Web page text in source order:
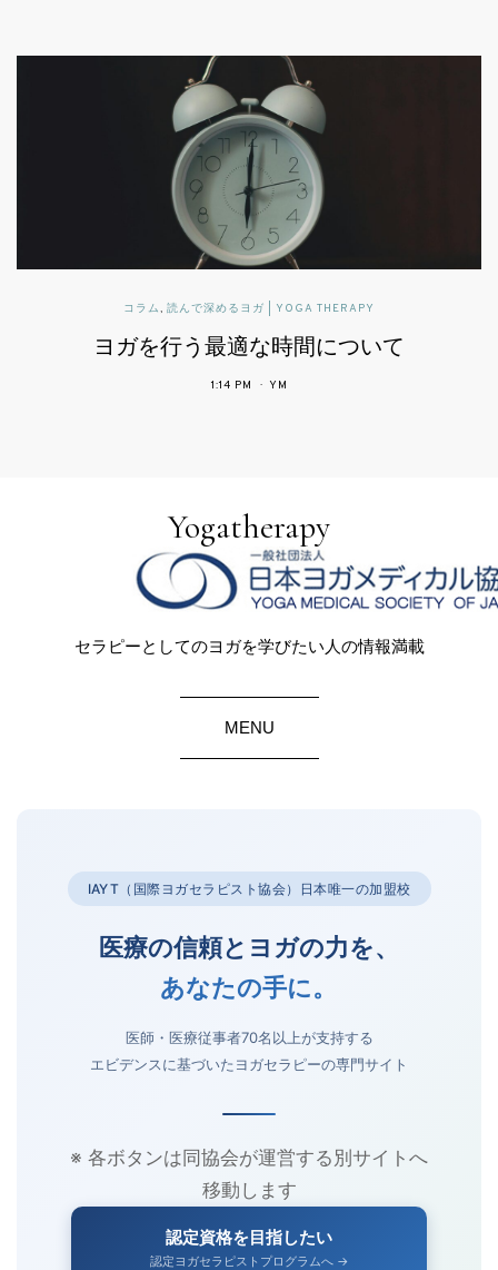
パブリックヘルスに活かすヨガセラピー
患者中心の医療で期待されるヨガ
4:34 PM
Yogatherapy
セラピーとしてのヨガを学びたい人の情報満載
MENU
IAYT（国際ヨガセラピスト協会）日本唯一の加盟校
医療の信頼とヨガの力を、
あなたの手に。
医師・医療従事者70名以上が支持する
エビデンスに基づいたヨガセラピーの専門サイト
※ 各ボタンは同協会が運営する別サイトへ
移動します
認定資格を目指したい
認定ヨガセラピストプログラムへ →